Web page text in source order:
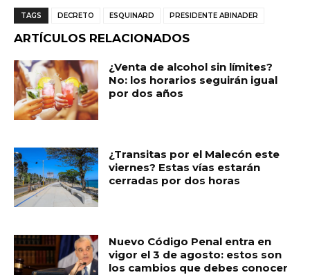
c
e
b
o
o
k
ts
A
p
p
ai
l
m
p
ar
ti
r
TAGS DECRETO ESQUINARD PRESIDENTE ABINADER
ARTÍCULOS RELACIONADOS
¿Venta de alcohol sin límites?
No: los horarios seguirán igual
por dos años
¿Transitas por el Malecón este
viernes? Estas vías estarán
cerradas por dos horas
Nuevo Código Penal entra en
vigor el 3 de agosto: estos son
los cambios que debes conocer